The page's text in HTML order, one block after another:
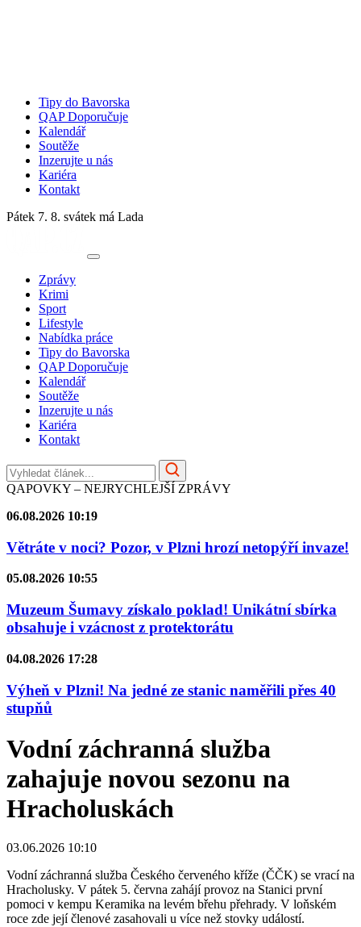
Tipy do Bavorska
QAP Doporučuje
Kalendář
Soutěže
Inzerujte u nás
Kariéra
Kontakt
Pátek 7. 8. svátek má Lada
Zprávy
Krimi
Sport
Lifestyle
Nabídka práce
Tipy do Bavorska
QAP Doporučuje
Kalendář
Soutěže
Inzerujte u nás
Kariéra
Kontakt
QAPOVKY – NEJRYCHLEJŠÍ ZPRÁVY
06.08.2026 10:19
Větráte v noci? Pozor, v Plzni hrozí netopýří invaze!
05.08.2026 10:55
Muzeum Šumavy získalo poklad! Unikátní sbírka
obsahuje i vzácnost z protektorátu
04.08.2026 17:28
Výheň v Plzni! Na jedné ze stanic naměřili přes 40
stupňů
Vodní záchranná služba
zahajuje novou sezonu na
Hracholuskách
03.06.2026 10:10
Vodní záchranná služba Českého červeného kříže (ČČK) se vrací na
Hracholusky. V pátek 5. června zahájí provoz na Stanici první
pomoci v kempu Keramika na levém břehu přehrady. V loňském
roce zde její členové zasahovali u více než stovky událostí.